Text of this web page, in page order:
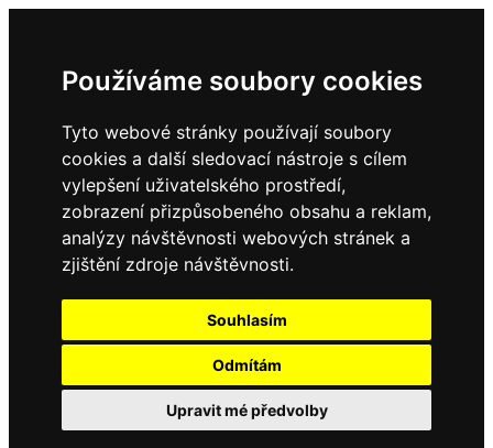
Používáme soubory cookies
Tyto webové stránky používají soubory
cookies a další sledovací nástroje s cílem
vylepšení uživatelského prostředí,
zobrazení přizpůsobeného obsahu a reklam,
analýzy návštěvnosti webových stránek a
zjištění zdroje návštěvnosti.
Souhlasím
Odmítám
Upravit mé předvolby